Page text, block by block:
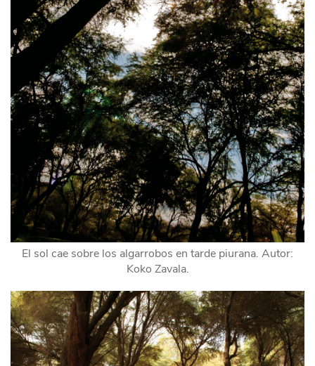
El sol cae sobre los algarrobos en tarde piurana. Autor:
Koko Zavala.